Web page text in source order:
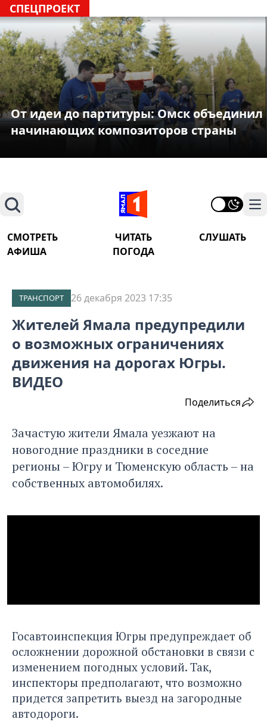
СПЕЦПРОЕКТ
От идеи до партитуры: Омск объединил
начинающих композиторов страны
Поиск
СМОТРЕТЬ ЧИТАТЬ
СЛУШАТЬ
АФИША
ПОГОДА
ТРАНСПОРТ 26 декабря 2023 17:35
Жителей Ямала предупредили
о возможных ограничениях
движения на дорогах Югры.
ВИДЕО
Поделиться
Зачастую жители Ямала уезжают на
новогодние праздники в соседние
регионы – Югру и Тюменскую область – на
собственных автомобилях.
Госавтоинспекция Югры предупреждает об
осложнении дорожной обстановки в связи с
изменением погодных условий. Так,
инспекторы предполагают, что возможно
придется запретить выезд на загородные
автодороги.